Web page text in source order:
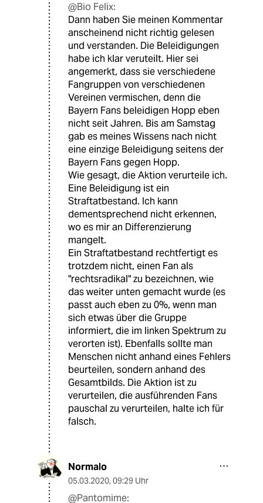
@Bio Felix:
Dann haben Sie meinen Kommentar
anscheinend nicht richtig gelesen
und verstanden. Die Beleidigungen
habe ich klar veruteilt. Hier sei
angemerkt, dass sie verschiedene
Fangruppen von verschiedenen
Vereinen vermischen, denn die
Bayern Fans beleidigen Hopp eben
nicht seit Jahren. Bis am Samstag
gab es meines Wissens nach nicht
eine einzige Beleidigung seitens der
Bayern Fans gegen Hopp.
Wie gesagt, die Aktion verurteile ich.
Eine Beleidigung ist ein
Straftatbestand. Ich kann
dementsprechend nicht erkennen,
wo es mir an Differenzierung
mangelt.
Ein Straftatbestand rechtfertigt es
trotzdem nicht, einen Fan als
"rechtsradikal" zu bezeichnen, wie
das weiter unten gemacht wurde (es
passt auch eben zu 0%, wenn man
sich etwas über die Gruppe
informiert, die im linken Spektrum zu
verorten ist). Ebenfalls sollte man
Menschen nicht anhand eines Fehlers
beurteilen, sondern anhand des
Gesamtbilds. Die Aktion ist zu
verurteilen, die ausführenden Fans
pauschal zu verurteilen, halte ich für
falsch.
Normalo
05.03.2020, 09:29 Uhr
@Pantomime: